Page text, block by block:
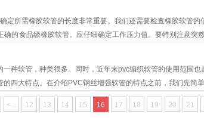
需橡胶软管的长度非常重要。我们还需要检查橡胶软管的
的 食品级橡胶软管。应仔细确定工作压力值。要特别注意突
一种软管，种类很多。同时，近年来pvc编织软管的使用范围也
四大特点。在介绍PVC钢丝增强软管的特点之前，我们先简
蚀、抗压强度高等特点。高、卫生安全、流阻小、节能等优点
<... 12 13 14 15 16 17 18 19 20 21